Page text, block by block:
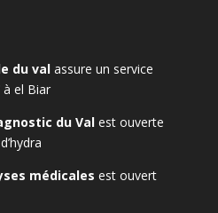
du valassure un service
à el Biar
du Valest ouverte
médicales est ouvert